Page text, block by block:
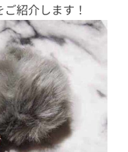
紹介します！